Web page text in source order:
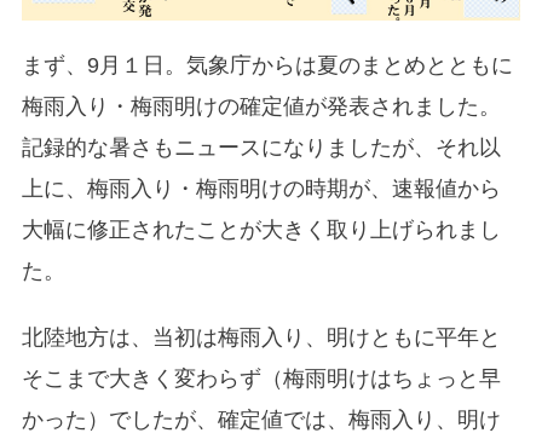
まず、9月１日。気象庁からは夏のまとめとともに
梅雨入り・梅雨明けの確定値が発表されました。
記録的な暑さもニュースになりましたが、それ以
上に、梅雨入り・梅雨明けの時期が、速報値から
大幅に修正されたことが大きく取り上げられまし
た。
北陸地方は、当初は梅雨入り、明けともに平年と
そこまで大きく変わらず（梅雨明けはちょっと早
かった）でしたが、確定値では、梅雨入り、明け